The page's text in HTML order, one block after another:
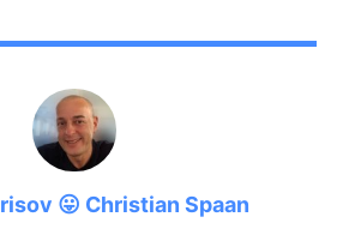
😛 Christian Spaan